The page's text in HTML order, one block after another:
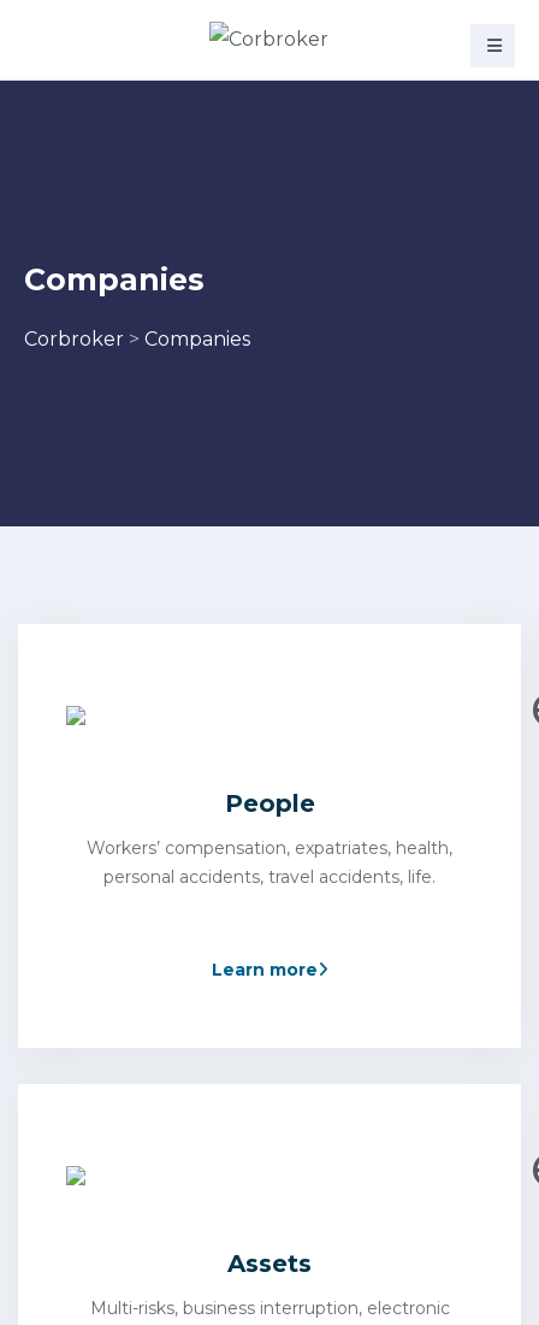
Companies
Corbroker > Companies
People
Workers’ compensation, expatriates, health,
personal accidents, travel accidents, life.
Learn more
Assets
Multi-risks, business interruption, electronic